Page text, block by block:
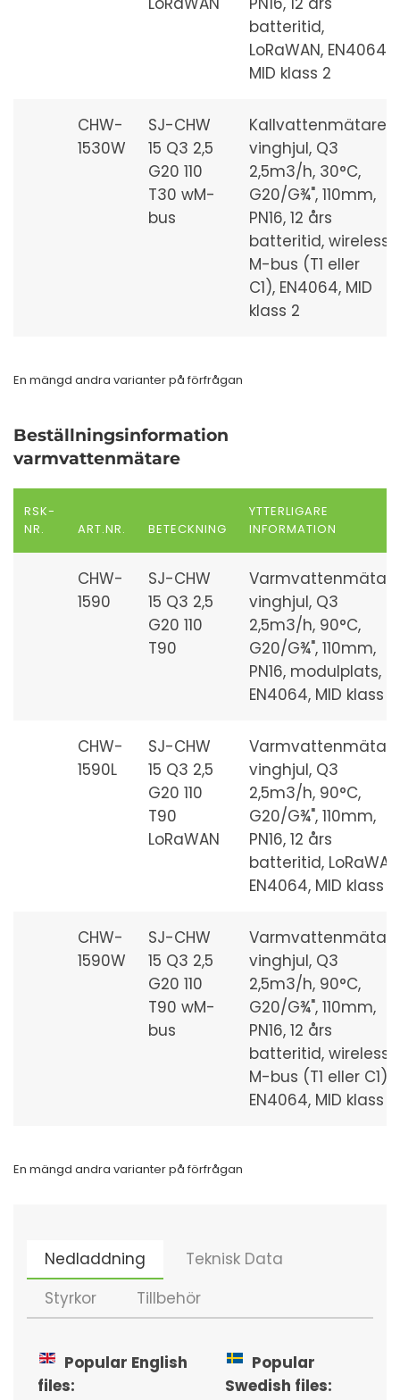
batteritid,
LoRaWAN, EN4064,
MID klass 2
CHW-
1530W
SJ-CHW
15 Q3 2,5
G20 110
T30 wM-
bus
Kallvattenmätare,
vinghjul, Q3
2,5m3/h, 30°C,
G20/G¾", 110mm,
PN16, 12 års
batteritid, wireless
M-bus (T1 eller
C1), EN4064, MID
klass 2
En mängd andra varianter på förfrågan
Beställningsinformation
varmvattenmätare
RSK-
NR.
ART.NR. BETECKNING
YTTERLIGARE
INFORMATION
CHW-
1590
SJ-CHW
15 Q3 2,5
G20 110
T90
vinghjul, Q3
2,5m3/h, 90°C,
G20/G¾", 110mm,
PN16, modulplats,
EN4064, MID klass 2
CHW-
1590L
SJ-CHW
15 Q3 2,5
G20 110
T90
LoRaWAN
vinghjul, Q3
2,5m3/h, 90°C,
G20/G¾", 110mm,
PN16, 12 års
batteritid,
EN4064, MID klass 2
CHW-
1590W
SJ-CHW
15 Q3 2,5
G20 110
T90 wM-
bus
vinghjul, Q3
2,5m3/h, 90°C,
G20/G¾", 110mm,
PN16, 12 års
batteritid, wireless
M-bus (T1 eller C1),
EN4064, MID klass 2
En mängd andra varianter på förfrågan
Nedladdning
Teknisk Data
Styrkor
Tillbehör
Popular English
files:
Popular
Swedish files: